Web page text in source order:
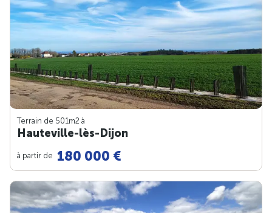
Terrain de 501m2 à
Hauteville-lès-Dijon
à partir de 180 000 €